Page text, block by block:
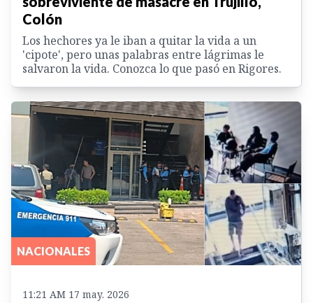
Colón
Los hechores ya le iban a quitar la vida a un
'cipote', pero unas palabras entre lágrimas le
salvaron la vida. Conozca lo que pasó en Rigores.
NACIONALES
11:21 AM 17 may. 2026